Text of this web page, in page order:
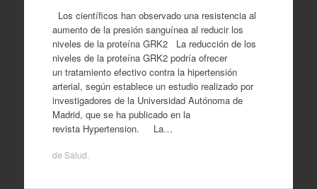
Los científicos han observado una resistencia al
aumento de la presión sanguínea al reducir los
niveles de la proteína GRK2 La reducción de los
niveles de la proteína GRK2 podría ofrecer
un tratamiento efectivo contra la hipertensión
arterial, según establece un estudio realizado por
investigadores de la Universidad Autónoma de
Madrid, que se ha publicado en la
revista Hypertension. La…
de Salud